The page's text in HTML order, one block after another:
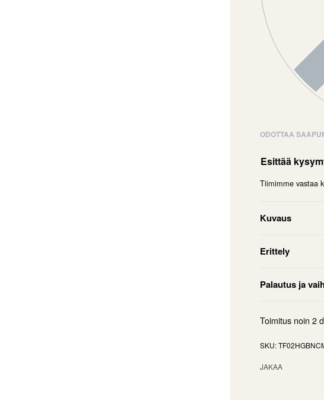
ODOTTAA
Esittää
Tiimimme vastaa
Kuvaus
Erittely
Palautus ja
Toimitus noin 2
JAKAA